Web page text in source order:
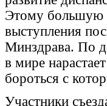
Этому большую
выступления
Минздрава. По
в мире
бороться с
Участники